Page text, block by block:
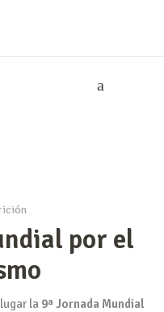
por el
la 9ª Jornada Mundial